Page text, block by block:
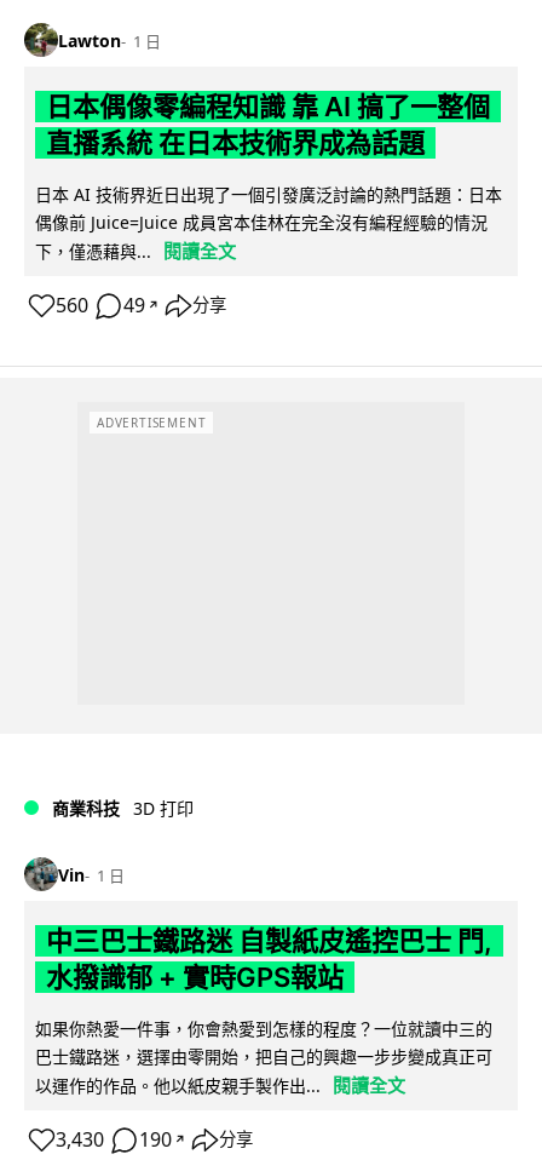
Lawton 1 日
日本偶像零編程知識 靠 AI 搞了一整個
直播系統 在日本技術界成為話題
日本 AI 技術界近日出現了一個引發廣泛討論的熱門話題：日本
偶像前 Juice=Juice 成員宮本佳林在完全沒有編程經驗的情況
下，僅憑藉與...
閱讀全文
560 49 ↗ 分享
ADVERTISEMENT
商業科技 3D 打印
Vin 1 日
中三巴士鐵路迷 自製紙皮遙控巴士 門,
水撥識郁 + 實時GPS報站
如果你熱愛一件事，你會熱愛到怎樣的程度？一位就讀中三的
巴士鐵路迷，選擇由零開始，把自己的興趣一步步變成真正可
以運作的作品。他以紙皮親手製作出...
閱讀全文
3,430 190 ↗ 分享